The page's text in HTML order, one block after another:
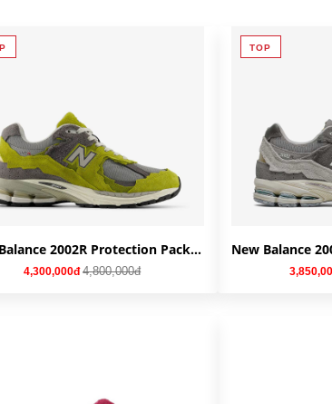
New Balance 2002R Protection Pack 'Sea Moss' M20028ZH
4,300,000đ 4,800,000đ
TOP